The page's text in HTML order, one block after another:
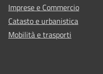
Imprese e Commercio
Catasto e urbanistica
Mobilità e trasporti